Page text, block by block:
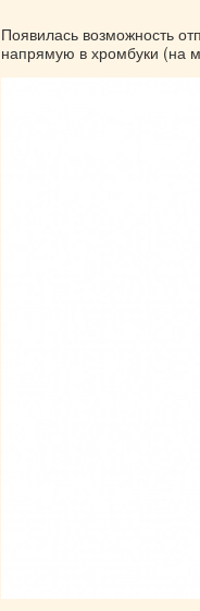
Появилась возможность
напрямую в хромбуки (на